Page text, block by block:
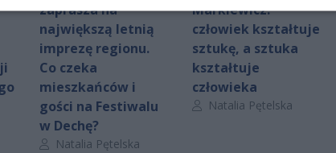
zaprasza na
największą letnią
imprezę regionu.
Co czeka
mieszkańców i
gości na Festiwalu
w Dechę?
Autor artykułu:
Natalia Pętelska
Markiewicz:
człowiek kształtuje
sztukę, a sztuka
kształtuje
człowieka
Autor artykułu:
Natalia Pętelska